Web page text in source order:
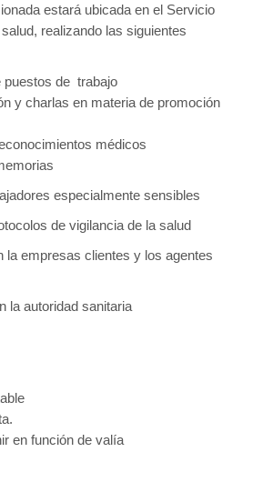
estará ubicada en el Servicio
realizando las siguientes
puestos de trabajo
y charlas en materia de promoción
médicos
especialmente sensibles
de vigilancia de la salud
la empresas clientes y los agentes
la autoridad sanitaria
en función de valía